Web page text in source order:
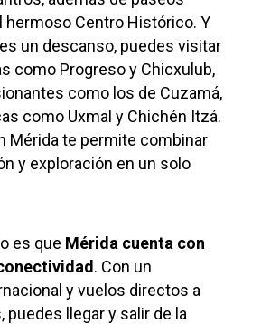
hermoso Centro Histórico. Y
un descanso, puedes visitar
como Progreso y Chicxulub,
como los de Cuzamá,
como Uxmal y Chichén Itzá.
Mérida te permite combinar
y exploración en un solo
es que Mérida cuenta con
. Con un
y vuelos directos a
puedes llegar y salir de la